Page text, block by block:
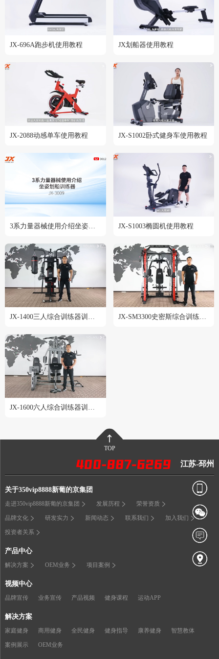
JX-696A跑步机使用教程 JX划船器使用教程
JX-2088动感单车使用教程 JX-S1002卧式健身车使用教程
JX-S1003椭圆机使用教程
TOP
江苏-邳州
关于350vip8888新葡的京集团
走进350vip8888新葡的京集团 发展历程 荣誉资质
品牌文化 研发实力 新闻动态 联系我们 加入我们
投资者关系
产品中心
解决方案 OEM业务 项目案例
视频中心
品牌宣传 业务宣传 产品视频 健身课程 运动APP
解决方案
家庭健身 商用健身 全民健身 健身指导 康养健身 智慧教体
案例展示 OEM业务